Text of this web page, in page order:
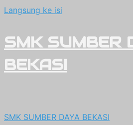
Langsung ke isi
SMK SUMBER
BEKASI
SMK SUMBER DAYA BEKASI